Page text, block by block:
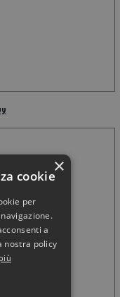
×
cookie
per
a
nostra policy